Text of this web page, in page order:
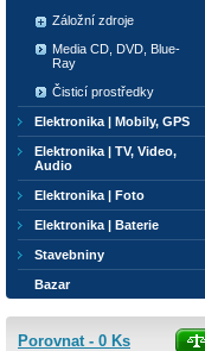
Záložní zdroje
Media CD, DVD, Blue-
Ray
Čisticí prostředky
Elektronika | Mobily, GPS
Elektronika | TV, Video,
Audio
Elektronika | Foto
Elektronika | Baterie
Stavebniny
Bazar
Porovnat - 0 Ks